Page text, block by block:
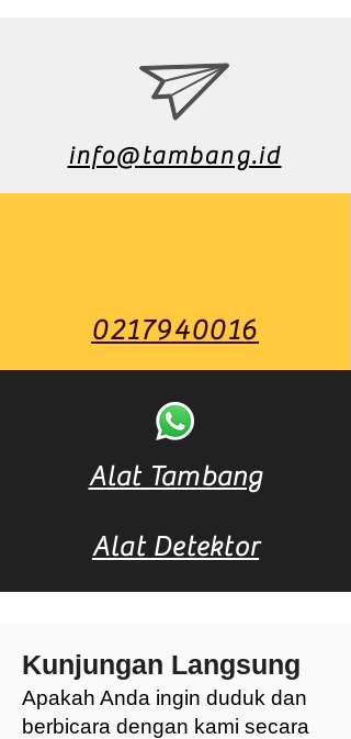
info@tambang.id
0217940016
Alat Tambang
Alat Detektor
Kunjungan Langsung
Apakah Anda ingin duduk dan
berbicara dengan kami secara